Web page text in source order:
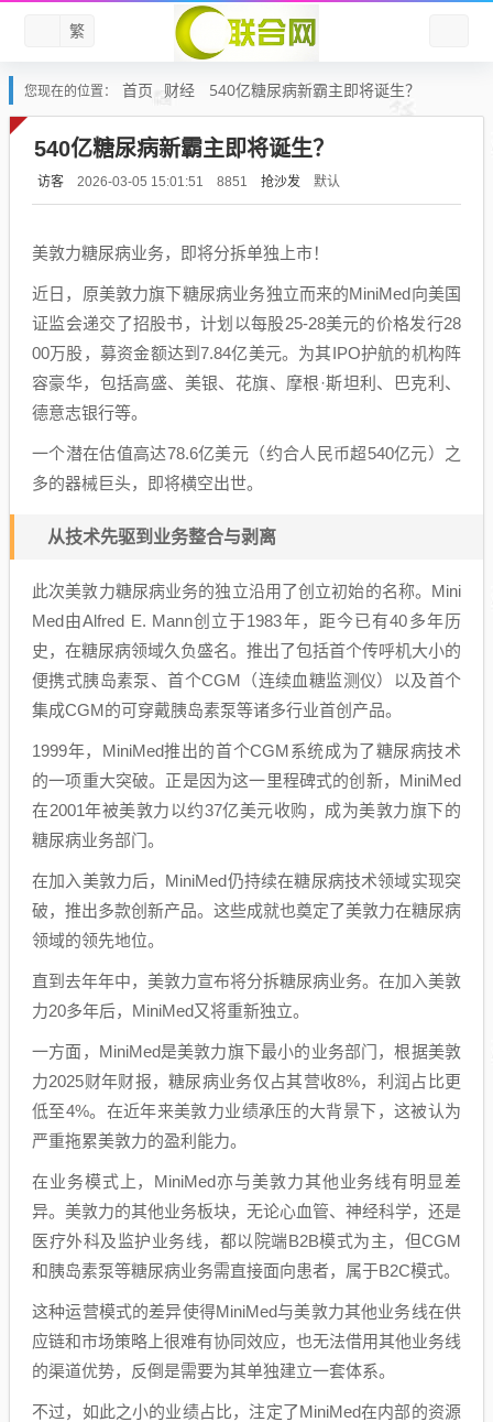
繁
您现在的位置： 首页 财经 540亿糖尿病新霸主即将诞生？
540亿糖尿病新霸主即将诞生？
访客 2026-03-05 15:01:51 8851 抢沙发 默认
美敦力糖尿病业务，即将分拆单独上市！
近日，原美敦力旗下糖尿病业务独立而来的MiniMed向美国
证监会递交了招股书，计划以每股25-28美元的价格发行28
00万股，募资金额达到7.84亿美元。为其IPO护航的机构阵
容豪华，包括高盛、美银、花旗、摩根·斯坦利、巴克利、
德意志银行等。
一个潜在估值高达78.6亿美元（约合人民币超540亿元）之
多的器械巨头，即将横空出世。
从技术先驱到业务整合与剥离
此次美敦力糖尿病业务的独立沿用了创立初始的名称。Mini
Med由Alfred E. Mann创立于1983年，距今已有40多年历
史，在糖尿病领域久负盛名。推出了包括首个传呼机大小的
便携式胰岛素泵、首个CGM（连续血糖监测仪）以及首个
集成CGM的可穿戴胰岛素泵等诸多行业首创产品。
1999年，MiniMed推出的首个CGM系统成为了糖尿病技术
的一项重大突破。正是因为这一里程碑式的创新，MiniMed
在2001年被美敦力以约37亿美元收购，成为美敦力旗下的
糖尿病业务部门。
在加入美敦力后，MiniMed仍持续在糖尿病技术领域实现突
破，推出多款创新产品。这些成就也奠定了美敦力在糖尿病
领域的领先地位。
直到去年年中，美敦力宣布将分拆糖尿病业务。在加入美敦
力20多年后，MiniMed又将重新独立。
一方面，MiniMed是美敦力旗下最小的业务部门，根据美敦
力2025财年财报，糖尿病业务仅占其营收8%，利润占比更
低至4%。在近年来美敦力业绩承压的大背景下，这被认为
严重拖累美敦力的盈利能力。
在业务模式上，MiniMed亦与美敦力其他业务线有明显差
异。美敦力的其他业务板块，无论心血管、神经科学，还是
医疗外科及监护业务线，都以院端B2B模式为主，但CGM
和胰岛素泵等糖尿病业务需直接面向患者，属于B2C模式。
这种运营模式的差异使得MiniMed与美敦力其他业务线在供
应链和市场策略上很难有协同效应，也无法借用其他业务线
的渠道优势，反倒是需要为其单独建立一套体系。
不过，如此之小的业绩占比，注定了MiniMed在内部的资源